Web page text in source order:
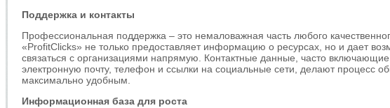
Поддержка и контакты
Профессиональная поддержка – это немаловажная часть любого
«ProfitClicks» не только предоставляет информацию о ресурсах, но и дает
связаться с организациями напрямую. Контактные данные, часто
электронную почту, телефон и ссылки на социальные сети, делают процесс
максимально удобным.
Информационная база для роста